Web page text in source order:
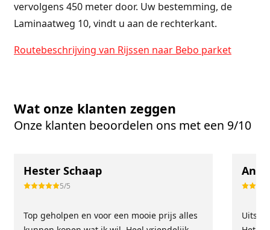
vervolgens 450 meter door. Uw bestemming, de
Laminaatweg 10, vindt u aan de rechterkant.
Routebeschrijving van Rijssen naar Bebo parket
Wat onze klanten zeggen
Onze klanten beoordelen ons met een 9/10
Hester Schaap
5/5
Top geholpen en voor een mooie prijs alles